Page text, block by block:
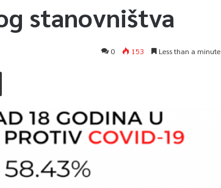
stanovništva
0 153 Less than a minute